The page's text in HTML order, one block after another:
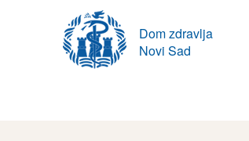
Dom zdravlja
Novi Sad